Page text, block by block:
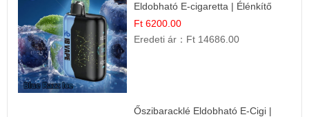
Eldobható E-cigaretta | Élénkítő
Gyümölcsös Frissesség!
Ft 6200.00
Eredeti ár： Ft 14686.00
Őszibaracklé Eldobható E-Cigi |